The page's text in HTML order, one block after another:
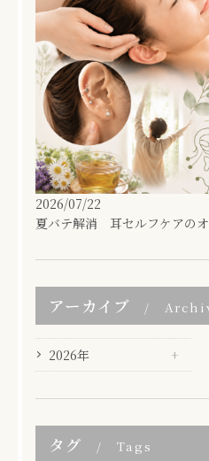
2026/07/22
夏バテ解消 耳セルフケアの
アーカイブ
2026年
タグ Tags